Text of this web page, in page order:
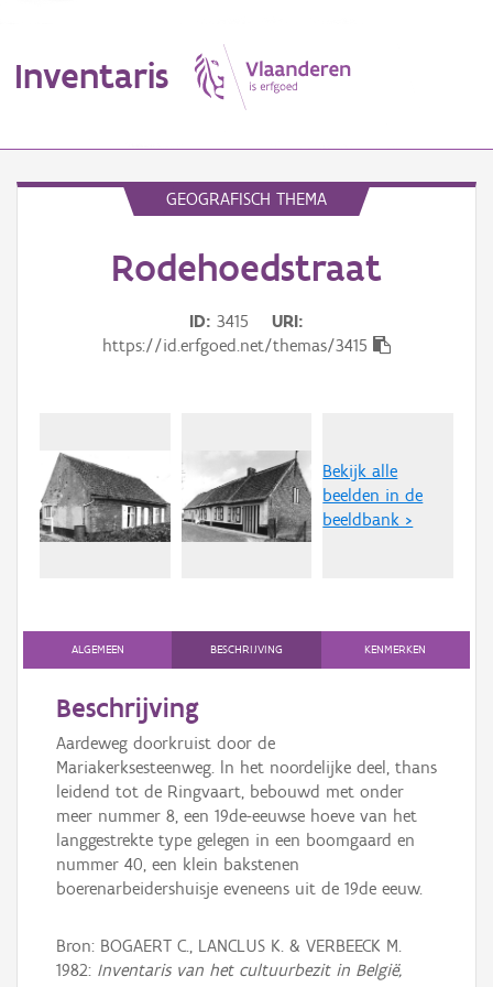
Inventaris
Gebeurtenis
Persoon of collectief
Aanmelden
GEOGRAFISCH THEMA
Rodehoedstraat
ID 3415
URI
https://id.erfgoed.net/themas/3415
Bekijk alle
beelden in de
beeldbank >
ALGEMEEN BESCHRIJVING KENMERKEN
Beschrijving
Aardeweg doorkruist door de
Mariakerksesteenweg. ln het noordelijke deel, thans
leidend tot de Ringvaart, bebouwd met onder
meer nummer 8, een 19de-eeuwse hoeve van het
langgestrekte type gelegen in een boomgaard en
nummer 40, een klein bakstenen
boerenarbeidershuisje eveneens uit de 19de eeuw.
Bron: BOGAERT C., LANCLUS K. & VERBEECK M.
1982: Inventaris van het cultuurbezit in België,